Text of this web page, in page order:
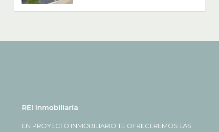
REI Inmobiliaria
EN PROYECTO INMOBILIARIO TE OFRECEREMOS LAS